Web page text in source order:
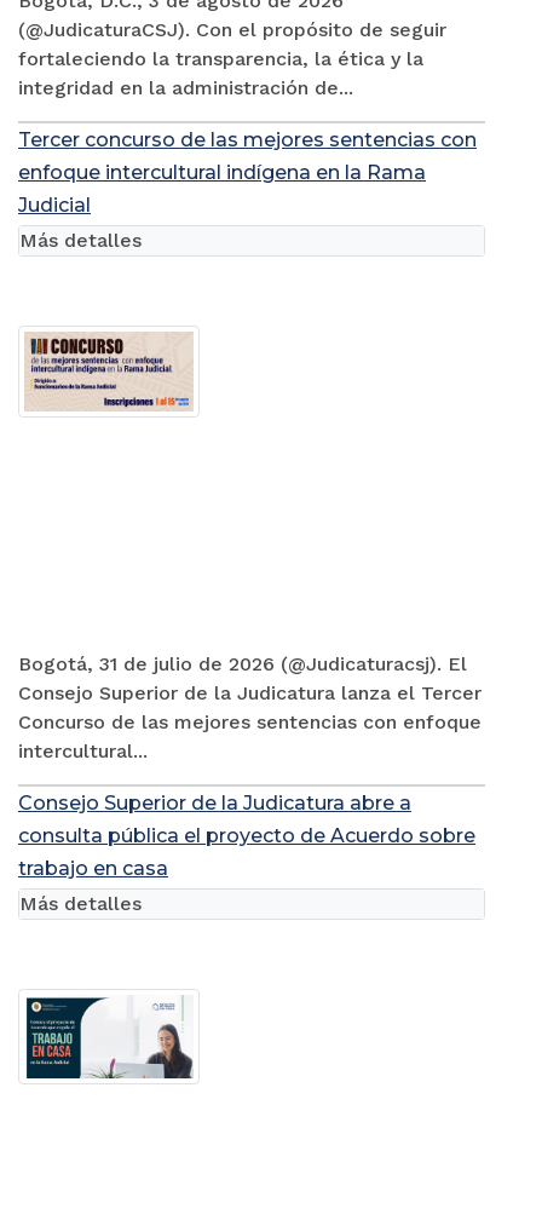
(@JudicaturaCSJ). Con el propósito de seguir
fortaleciendo la transparencia, la ética y la
integridad en la administración de...
Tercer concurso de las mejores sentencias con
enfoque intercultural indígena en la Rama
Judicial
Bogotá, 31 de julio de 2026 (@Judicaturacsj). El
Consejo Superior de la Judicatura lanza el Tercer
Concurso de las mejores sentencias con enfoque
intercultural...
Más detalles
Consejo Superior de la Judicatura abre a
consulta pública el proyecto de Acuerdo sobre
trabajo en casa
Más detalles